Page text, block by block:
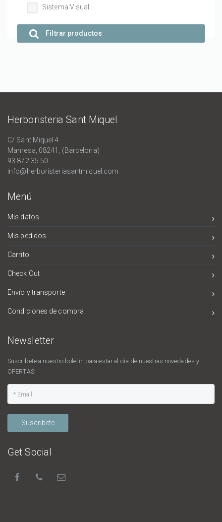
Sistema Visual
Filtrar productos
Herboristeria Sant Miquel
C/ Sant Miquel 4
Manresa, 08241, (Barcelona)
93 872 35 50
info@herboristeriasantmiquel.com
Menú
Mis datos
Mis pedidos
Carrito
Check Out
Envío y transporte
Condiciones de compra
Newsletter
Suscribete a nuestro boletín para estar al día de nuestras novedades y
OFERTAS!
Suscribete
Get Social